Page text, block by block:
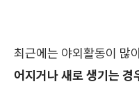
최근에는 야외활동이 많
어지거나 새로 생기는 경